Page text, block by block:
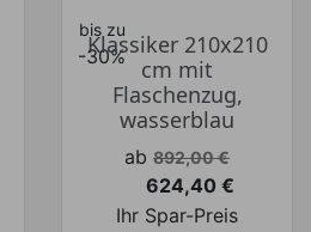
bis zu
-30%
Klassiker 210x210
cm mit
Flaschenzug,
wasserblau
Verkaufspreis
ab 892,00 €
Preis
624,40 €
Ihr Spar-Preis